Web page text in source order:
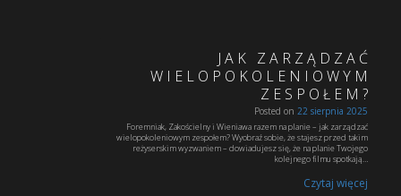
JAK ZARZĄDZAĆ
WIELOPOKOLENIOWYM
ZESPOŁEM?
Posted on 22 sierpnia 2025
Foremniak, Zakościelny i Wieniawa razem na planie – jak zarządzać
wielopokoleniowym zespołem? Wyobraź sobie, że stajesz przed takim
reżyserskim wyzwaniem – dowiadujesz się, że na planie Twojego
kolejnego filmu spotkają…
Czytaj więcej